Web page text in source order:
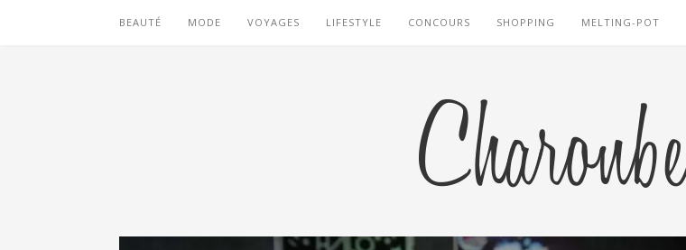
BEAUTÉ MODE VOYAGES LIFESTYLE CONCOURS SHOPPING MELTING-POT